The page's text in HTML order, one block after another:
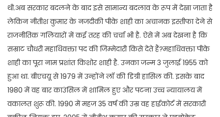
थी.अब सरकार बदलने के बाद इसे सामान्य बदलाव के रूप में देखा जाता है
लेकिन नीतीश कुमार के नजदीकी पीके शाही का अचानक इस्तीफा देने से
राजनीतिक गलियारों में कई तरह की चर्चा भी है. ऐसे में अब देखना है कि
सम्राट चौधरी महाधिवक्ता पद की जिम्मेदारी किसे देते हैं?महाधिवक्ता पीके
शाही का पूरा नाम प्रशांत किशोर शाही है. उनका जन्म 3 जुलाई 1955 को
हुआ था. बीएचयू से 1979 में उन्होंने लॉ की डिग्री हासिल की. इसके बाद
1980 में वह बार काउंसिल में शामिल हुए और पटना उच्च न्यायालय में
वकालत शुरू की. 1990 में महज 35 वर्ष की उम्र वह हाईकोर्ट में सरकारी